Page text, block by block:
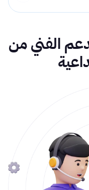
الفني من